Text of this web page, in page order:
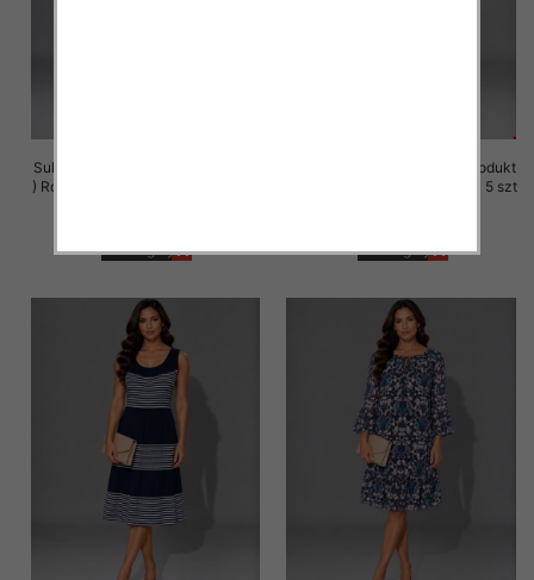
Sukienki damskie (Polska produkt
) Roz M-3XL, 1 Kolor Paczka 5 szt
szczegóły
Sukienki damskie (Polska produkt
) Roz M-3XL, 1 Kolor Paczka 5 szt
szczegóły